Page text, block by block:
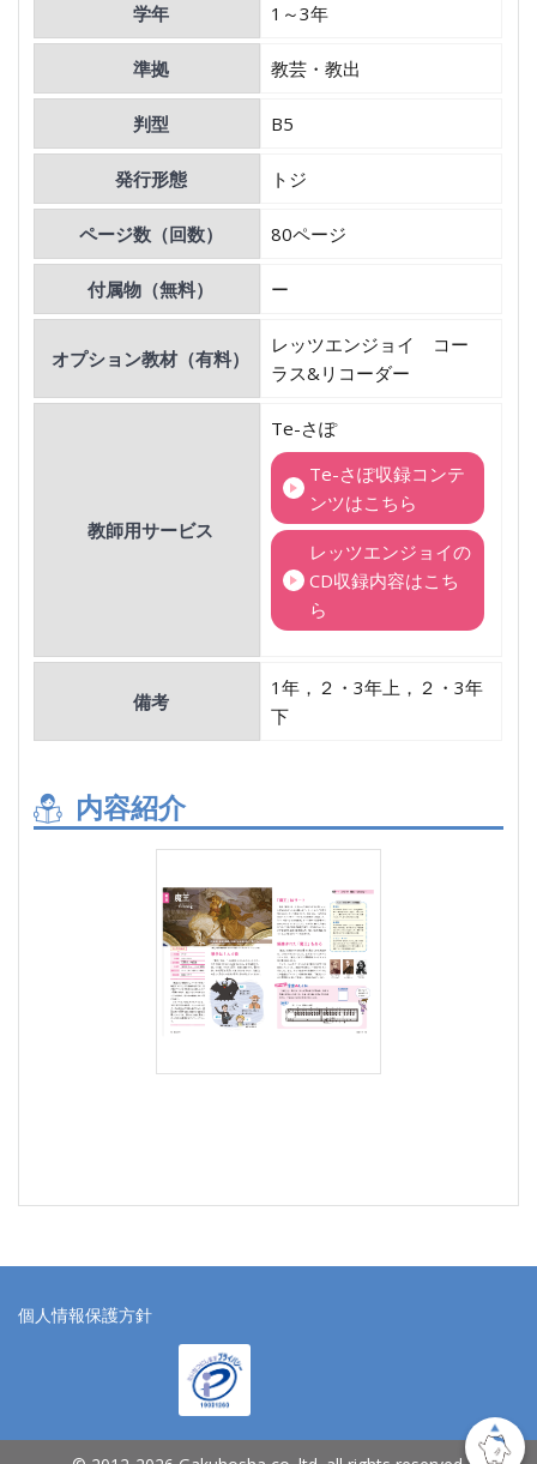
学年 1～3年
準拠 教芸・教出
判型 B5
発行形態 トジ
ページ数（回数） 80ページ
付属物（無料） ー
オプション教材（有料）
レッツエンジョイ コー
ラス&リコーダー
教師用サービス
Te-さぽ
Te-さぽ収録コンテ
ンツはこちら
レッツエンジョイの
CD収録内容はこち
ら
備考
1年，２・3年上，２・3年
下
内容紹介
個人情報保護方針